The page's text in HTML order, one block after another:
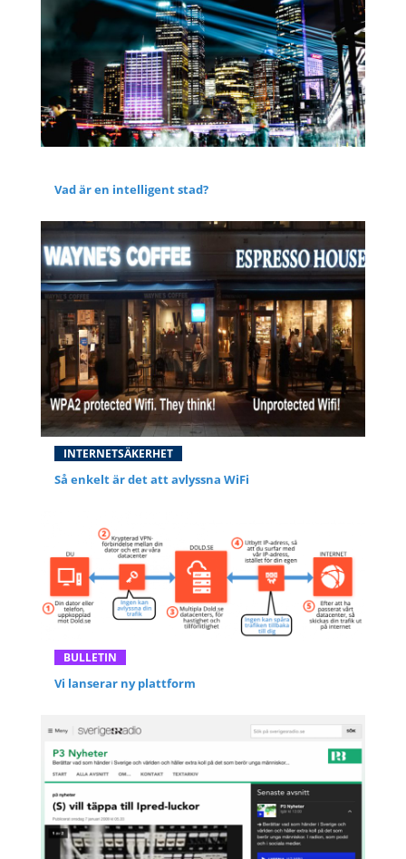
Vad är en intelligent stad?
INTERNETSÄKERHET
Så enkelt är det att avlyssna WiFi
BULLETIN
Vi lanserar ny plattform